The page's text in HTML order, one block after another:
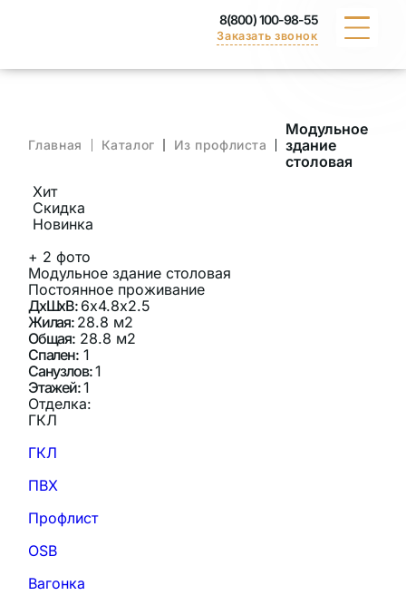
8(800) 100-98-55
Заказать звонок
ПОРТФОЛИО
ДОСТАВКА
ВАКАНСИИ
СЕРТИФИКАТЫ
КОНТАКТЫ
Главная Каталог Из профлиста
Модульное
здание
столовая
Хит
Скидка
Новинка
+ 2 фото
Модульное здание столовая
Постоянное проживание
ДхШхВ: 6х4.8х2.5
Жилая: 28.8 м2
Общая: 28.8 м2
Спален:1
Санузлов:1
Этажей:1
Отделка:
ГКЛ
ГКЛ
ПВХ
Профлист
OSB
Вагонка